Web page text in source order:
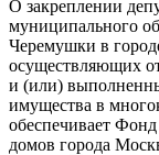
О закреплении
муниципального
Черемушки в
осуществляющих
и (или)
имущества в
обеспечивает
домов города